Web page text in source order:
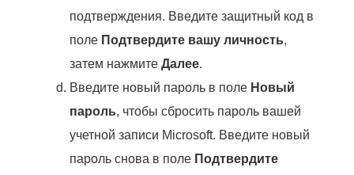
подтверждения. Введите защитный код в
поле Подтвердите вашу личность,
затем нажмитеДалее.
Введите новый пароль в поле Новый
пароль, чтобы сбросить пароль вашей
учетной записи Microsoft. Введите новый
пароль снова в поле Подтвердите